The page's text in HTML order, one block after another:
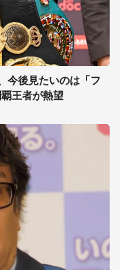
今後見たいのは「フ
王者が熱望